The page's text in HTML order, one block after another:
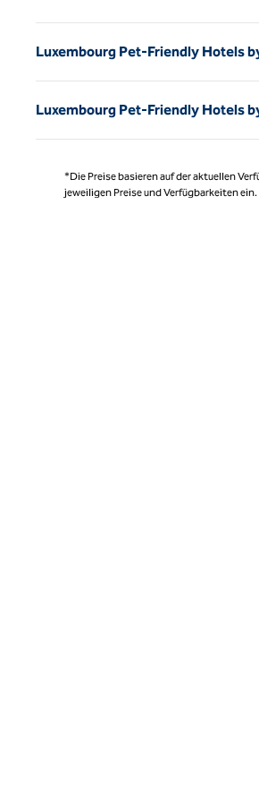
Luxembourg Pet-Friendly Hotels
Luxembourg Pet-Friendly Hotels
*Die Preise basieren auf der aktuellen
jeweiligen Preise und Verfügbarkeiten ein.